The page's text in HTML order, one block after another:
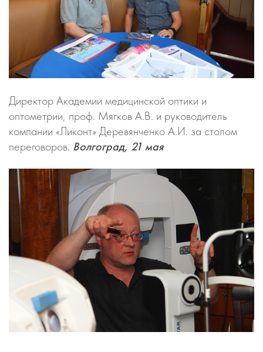
Директор Академии медицинской оптики и
оптометрии, проф. Мягков А.В. и руководитель
компании «Ликонт» Деревянченко А.И. за столом
переговоров. Волгоград, 21 мая